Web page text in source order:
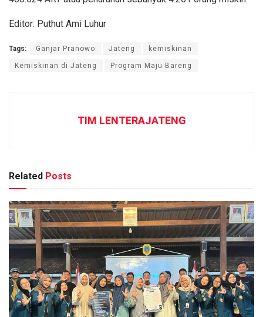
Editor: Puthut Ami Luhur
Tags: Ganjar Pranowo Jateng kemiskinan
Kemiskinan di Jateng Program Maju Bareng
TIM LENTERAJATENG
Related Posts